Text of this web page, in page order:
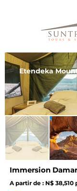
Etendeka
Immersion
A partir de : N$ 38,510